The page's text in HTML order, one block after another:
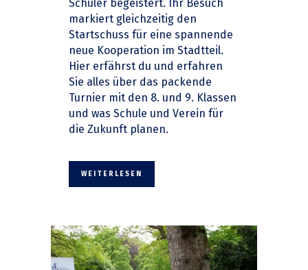
Schüler begeistert. Ihr Besuch
markiert gleichzeitig den
Startschuss für eine spannende
neue Kooperation im Stadtteil.
Hier erfährst du und erfahren
Sie alles über das packende
Turnier mit den 8. und 9. Klassen
und was Schule und Verein für
die Zukunft planen.
WEITERLESEN